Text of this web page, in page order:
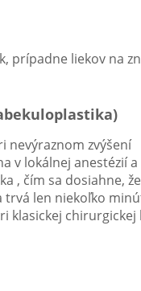
prípadne liekov na
nevýraznom zvýšení
v lokálnej anestézií
, čím sa dosiahne,
trvá len niekoľko
klasickej chirurgickej